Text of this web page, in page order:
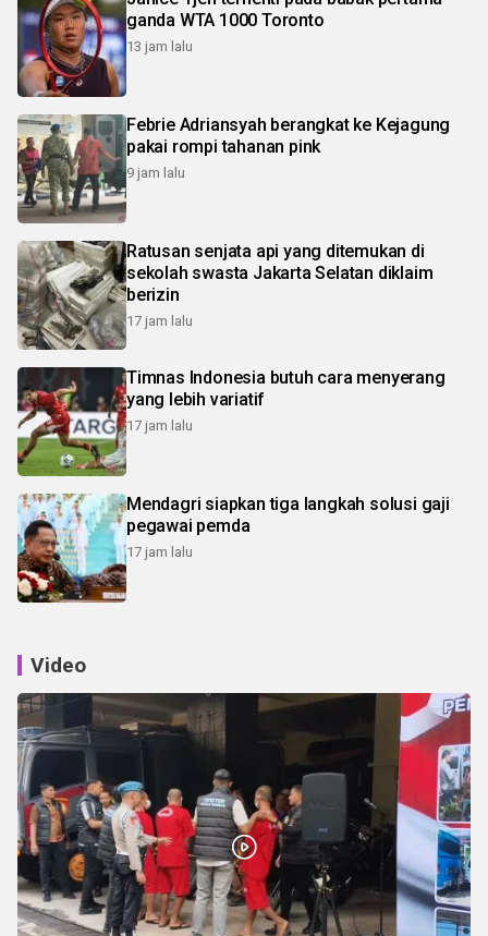
ganda WTA 1000 Toronto
13 jam lalu
Febrie Adriansyah berangkat ke Kejagung
pakai rompi tahanan pink
9 jam lalu
Ratusan senjata api yang ditemukan di
sekolah swasta Jakarta Selatan diklaim
berizin
17 jam lalu
Timnas Indonesia butuh cara menyerang
yang lebih variatif
17 jam lalu
Mendagri siapkan tiga langkah solusi gaji
pegawai pemda
17 jam lalu
Video